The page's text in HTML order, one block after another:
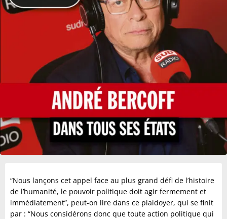
“Nous lançons cet appel face au plus grand défi de l’histoire
de l’humanité, le pouvoir politique doit agir fermement et
immédiatement”, peut-on lire dans ce plaidoyer, qui se finit
par : “Nous considérons donc que toute action politique qui